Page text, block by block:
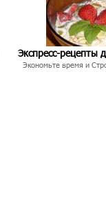
Экспресс-рецепты
Экономьте время и